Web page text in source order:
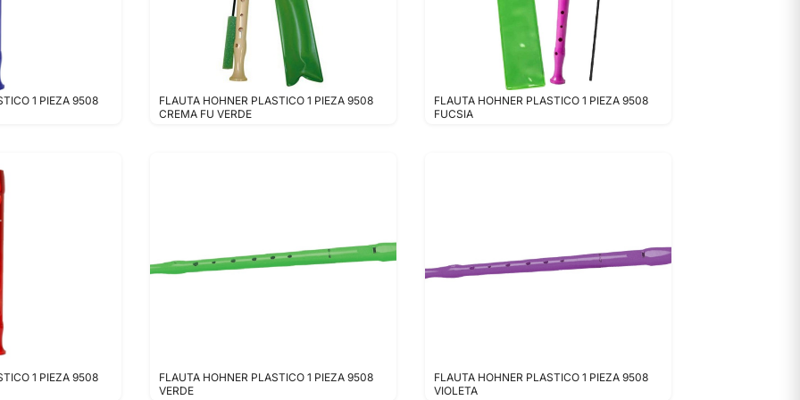
1 PIEZA 9508
FLAUTA HOHNER PLASTICO 1 PIEZA 9508
CREMA FU VERDE
FLAUTA HOHNER PLASTICO 1 PIEZA 9508
FUCSIA
1 PIEZA 9508
FLAUTA HOHNER PLASTICO 1 PIEZA 9508
VERDE
FLAUTA HOHNER PLASTICO 1 PIEZA 9508
VIOLETA